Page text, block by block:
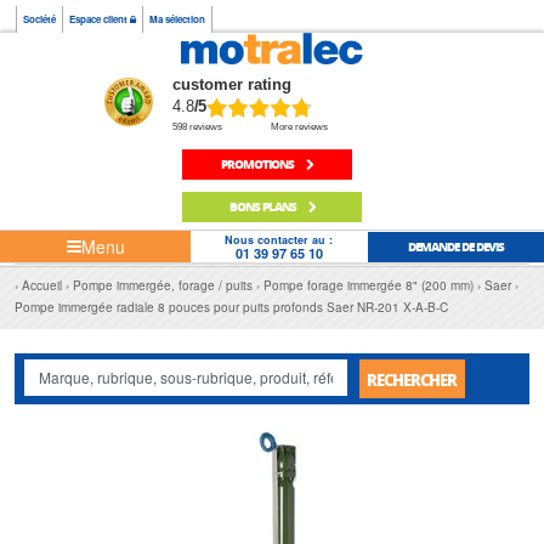
Société Espace client Ma sélection
customer rating
4.8/5
598 reviews More reviews
PROMOTIONS
BONS PLANS
Menu Nous contacter au :
01 39 97 65 10 DEMANDE DE DEVIS
Accueil Pompe immergée, forage / puits Pompe forage immergée 8" (200 mm)
Saer
Pompe immergée radiale 8 pouces pour puits profonds Saer NR-201 X-A-B-C
RECHERCHER